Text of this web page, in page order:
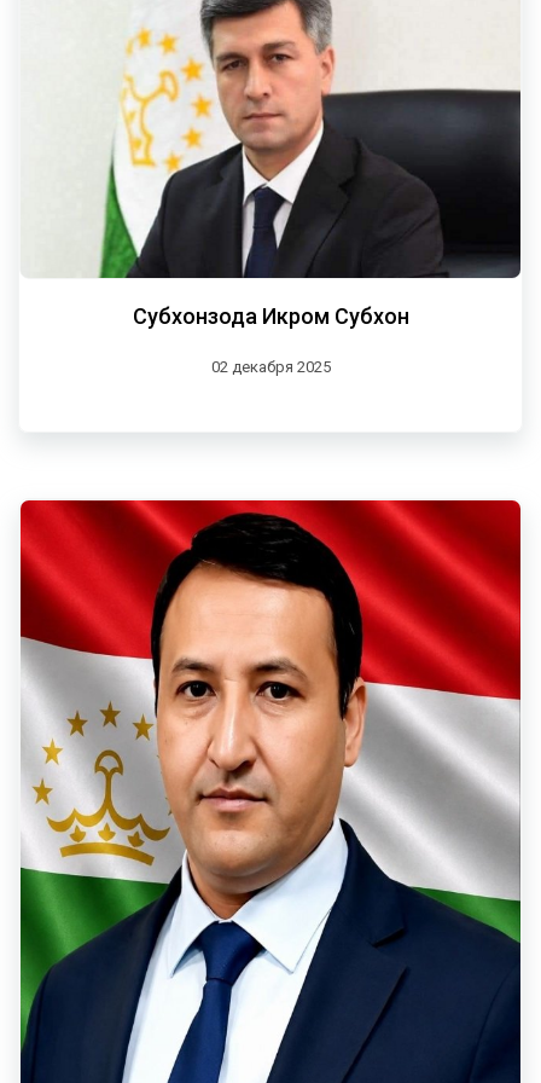
Субхонзода Икром Субхон
02 декабря 2025